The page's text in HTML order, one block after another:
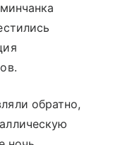
обратно,